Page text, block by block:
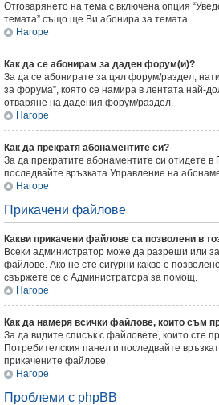
Отговарянето на тема с включена опция
темата” също ще Ви абонира за темата.
Нагоре
Как да се абонирам за даден форум(и)?
За да се абонирате за цял форум/раздел,
за форума”, която се намира в лентата най-
отваряне на дадения форум/раздел.
Нагоре
Как да прекратя абонаментите си?
За да прекратите абонаментите си отидете в
последвайте връзката Управление на
Нагоре
Прикачени файлове
Какви прикачени файлове са позволени в
Всеки администратор може да разреши или
файлове. Ако не сте сигурни какво е
свържете се с Администратора за помощ.
Нагоре
Как да намеря всички файлове, които съм
За да видите списък с файловете, които сте
Потребителския панел и последвайте
прикачените файлове.
Нагоре
Проблеми с phpBB